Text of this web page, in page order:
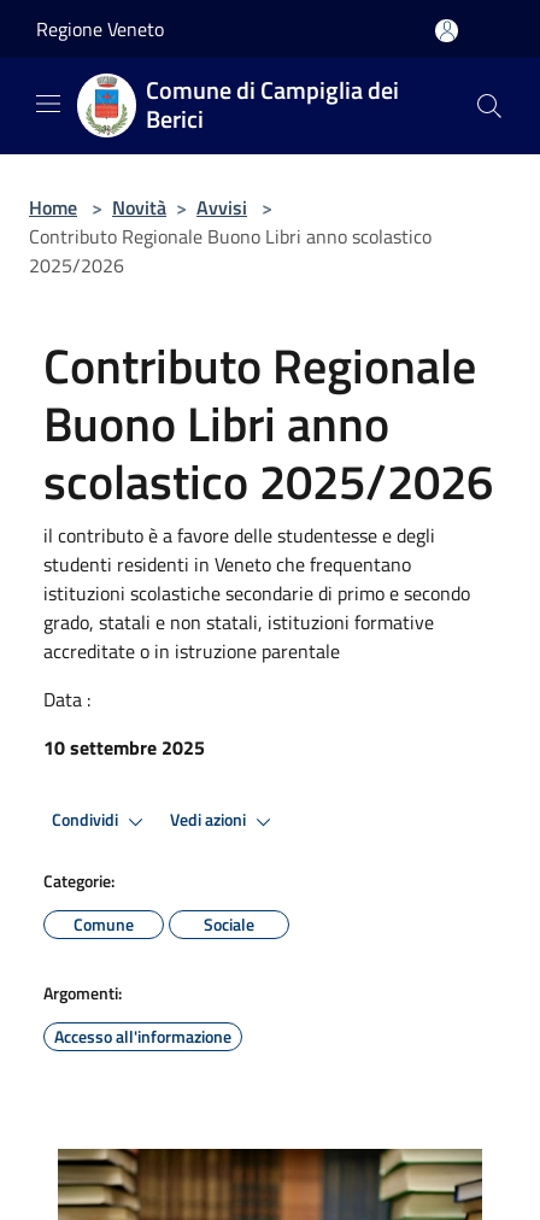
Regione Veneto
Comune di Campiglia dei
Berici
Home > Novità > Avvisi >
Contributo Regionale Buono Libri anno scolastico
2025/2026
Contributo Regionale
Buono Libri anno
scolastico 2025/2026
il contributo è a favore delle studentesse e degli
studenti residenti in Veneto che frequentano
istituzioni scolastiche secondarie di primo e secondo
grado, statali e non statali, istituzioni formative
accreditate o in istruzione parentale
Data :
10 settembre 2025
Condividi Vedi azioni
Categorie:
Comune
Sociale
Argomenti:
Accesso all'informazione